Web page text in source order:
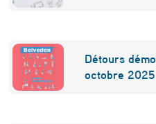
Détours
octobre 2025